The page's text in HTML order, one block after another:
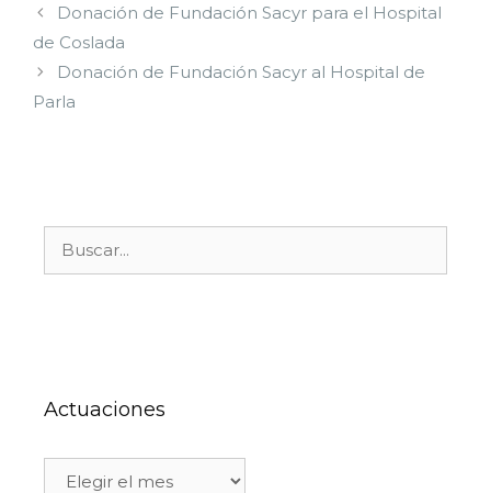
Donación de Fundación Sacyr para el Hospital
de Coslada
Donación de Fundación Sacyr al Hospital de
Parla
Actuaciones